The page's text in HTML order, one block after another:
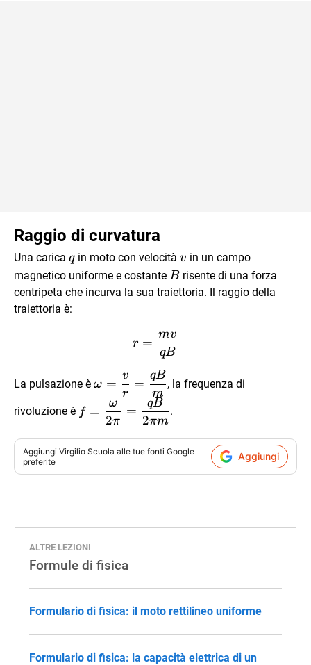
Raggio di curvatura
Una carica q
qin moto con velocità \vec
v
v in un campo
magnetico uniforme e costante \vec
B
B risente di una forza
centripeta che incurva la sua traiettoria. Il raggio della
traiettoria è:
r=\frac{mv}{qB}
r =
qB
mv
La pulsazione è
\omega=
{\dfrac{v}
{r}}=
{\dfrac{qB}
{m}}
ω =
r
v
=
m
qB
, la frequenza di
rivoluzione è f=
{\dfrac{\omega}
{2\pi}}=
{\dfrac{qB}
f =
2π
ω
=
2πm
qB
.
Aggiungi Virgilio Scuola alle tue fonti Google
preferite
Aggiungi
ALTRE LEZIONI
Formule di fisica
Formulario di fisica: il moto rettilineo uniforme
Formulario di fisica: la capacità elettrica di un